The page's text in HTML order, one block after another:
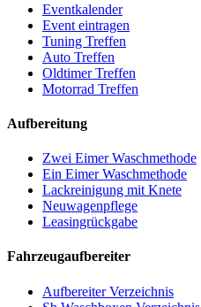
Eventkalender
Event eintragen
Tuning Treffen
Auto Treffen
Oldtimer Treffen
Motorrad Treffen
Aufbereitung
Zwei Eimer Waschmethode
Ein Eimer Waschmethode
Lackreinigung mit Knete
Neuwagenpflege
Leasingrückgabe
Fahrzeugaufbereiter
Aufbereiter Verzeichnis